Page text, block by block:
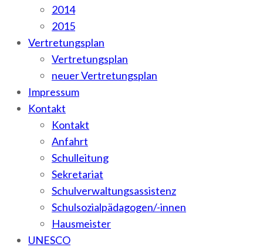
2014
2015
Vertretungsplan
Vertretungsplan
neuer Vertretungsplan
Impressum
Kontakt
Kontakt
Anfahrt
Schulleitung
Sekretariat
Schulverwaltungsassistenz
Schulsozialpädagogen/-innen
Hausmeister
UNESCO